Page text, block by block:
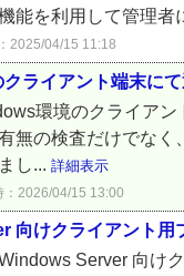
能を利用して管理
2025/04/15 11:18
ライアント端末に
環境のクライア
無の検査だけでな
し... 詳細表示
：2026/04/15 13:00
向けクライアント用
Server 向け